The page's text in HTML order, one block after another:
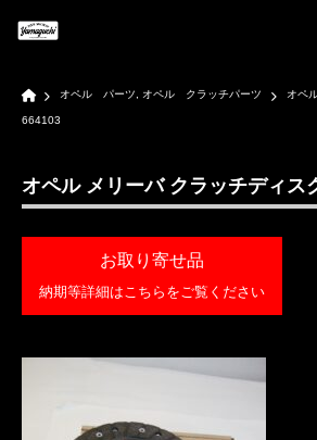
Home
オペル パーツ オペル クラッチパーツ オペ
664103
オペル メリーバ クラッチディス
お取り寄せ品
納期等詳細はこちらをご覧ください